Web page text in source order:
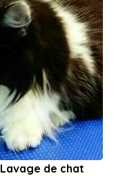
Lavage de chat